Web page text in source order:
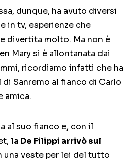
dunque, ha avuto diversi
in tv, esperienze che
divertita molto. Ma non è
Mary si è allontanata dai
ricordiamo infatti che ha
Sanremo al fianco di Carlo
amica.
al suo fianco e, con il
la De Filippi arrivò sul
una veste per lei del tutto